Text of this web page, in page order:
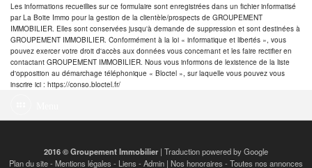
Les informations recueillies sur ce formulaire sont enregistrées dans un fichier informatisé
par La Boite Immo pour la gestion de la clientèle/prospects de GROUPEMENT
IMMOBILIER. Elles sont conservées jusqu'à demande de suppression et sont destinées à
GROUPEMENT IMMOBILIER. Conformément à la loi « informatique et libertés », vous
pouvez exercer votre droit d'accès aux données vous concernant et les faire rectifier en
contactant GROUPEMENT IMMOBILIER. Nous vous informons de lexistence de la liste
d'opposition au démarchage téléphonique « Bloctel », sur laquelle vous pouvez vous
inscrire ici : https://conso.bloctel.fr/
2016 © Groupement Immobilier | Traduction powered by Google
Plan du site- Mentions légales - Liens - Admin | Nos honoraires - Toutes nos annonces